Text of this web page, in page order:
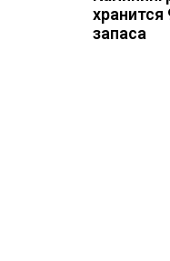
хранится
запаса